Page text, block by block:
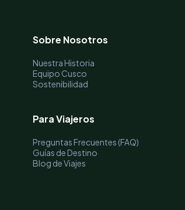
Sobre Nosotros
Nuestra Historia
Equipo Cusco
Sostenibilidad
Para Viajeros
Preguntas Frecuentes (FAQ)
Guías de Destino
Blog de Viajes